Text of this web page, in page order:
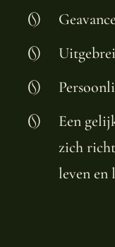
Een
zich
leven en